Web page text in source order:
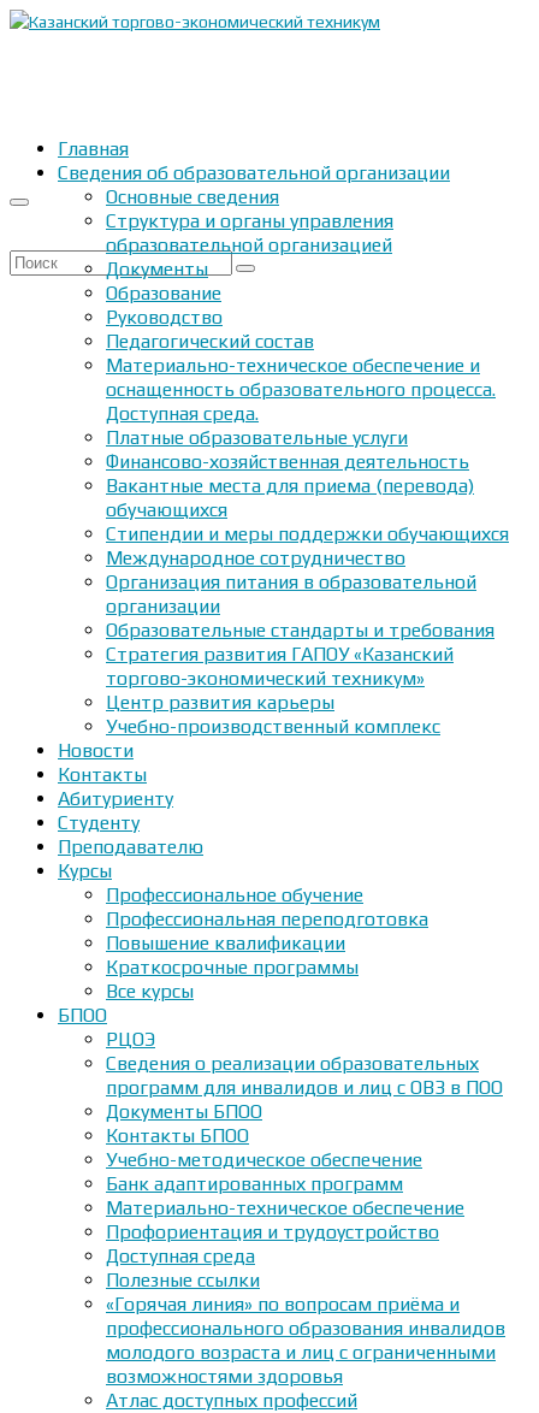
Искать:
Главная
Сведения об образовательной организации
Основные сведения
Структура и органы управления
образовательной организацией
Документы
Образование
Руководство
Педагогический состав
Материально-техническое обеспечение и
оснащенность образовательного процесса.
Доступная среда.
Платные образовательные услуги
Финансово-хозяйственная деятельность
Вакантные места для приема (перевода)
обучающихся
Стипендии и меры поддержки обучающихся
Международное сотрудничество
Организация питания в образовательной
организации
Образовательные стандарты и требования
Стратегия развития ГАПОУ «Казанский
торгово-экономический техникум»
Центр развития карьеры
Учебно-производственный комплекс
Новости
Контакты
Абитуриенту
Студенту
Преподавателю
Курсы
Профессиональное обучение
Профессиональная переподготовка
Повышение квалификации
Краткосрочные программы
Все курсы
БПОО
РЦОЭ
Сведения о реализации образовательных
программ для инвалидов и лиц с ОВЗ в ПОО
Документы БПОО
Контакты БПОО
Учебно-методическое обеспечение
Банк адаптированных программ
Материально-техническое обеспечение
Профориентация и трудоустройство
Доступная среда
Полезные ссылки
«Горячая линия» по вопросам приёма и
профессионального образования инвалидов
молодого возраста и лиц с ограниченными
возможностями здоровья
Атлас доступных профессий